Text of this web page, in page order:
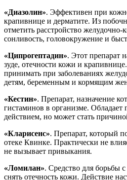
«Диазолин». Эффективен при
крапивнице и дерматите. Из
отметить расстройство желудочно-
сонливость, головокружение и
«Ципрогептадин». Этот препарат
зуде, отечности кожи и
принимать при заболеваниях
детям, беременным и кормящим
«Кестин». Препарат, назначение
гистаминов в организме.
действием, но может стать
«Кларисенс». Препарат, который
отеке Квинке. Практически не
не вызывает привыкания.
«Ломилан». Средство для борьбы
снять отечность кожи. Действие